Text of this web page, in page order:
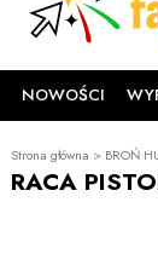
NOWOŚCI
Strona główna > BROŃ
RACA